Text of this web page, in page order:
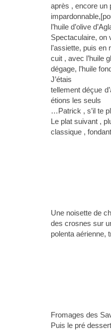
après , encore un
l’huile d’olive
Spectaculaire, on
l’assiette, puis
cuit , avec l’huile
dégage, l’huile
J’étais
tellement déçue
étions les seuls
…Patrick , s’il te
Le plat suivant ,
classique ,
Une noisette de
des crosnes sur
polenta aérienne,
Fromages des
Puis le pré